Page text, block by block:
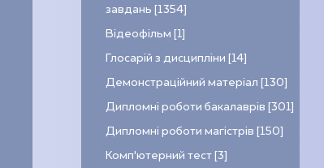
завдань [1354]
Відеофільм [1]
Глосарій з дисципліни [14]
Демонстраційний матеріал [130]
Дипломні роботи бакалаврів [301]
Дипломні роботи магістрів [150]
Комп’ютерний тест [3]